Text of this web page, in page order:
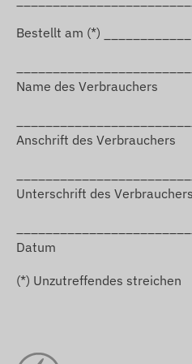
Bestellt am (*)
Name des Verbrauchers
Anschrift des Verbrauchers
Unterschrift des
Datum
(*) Unzutreffendes streichen